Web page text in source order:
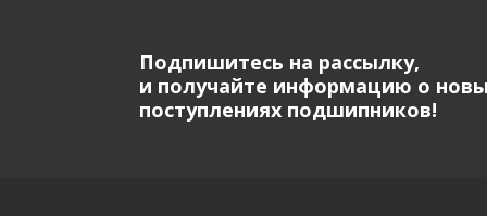
Подпишитесь на рассылку,
и получайте информацию о
поступлениях подшипников!